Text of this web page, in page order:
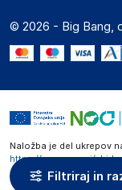
Filtriraj in
Marketplace za
Novosti
© 2026 - Big Bang,
Naložba je del ukrepov
https://www.gov.si/
odpornost